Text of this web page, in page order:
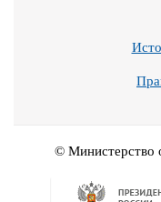
© Министерство